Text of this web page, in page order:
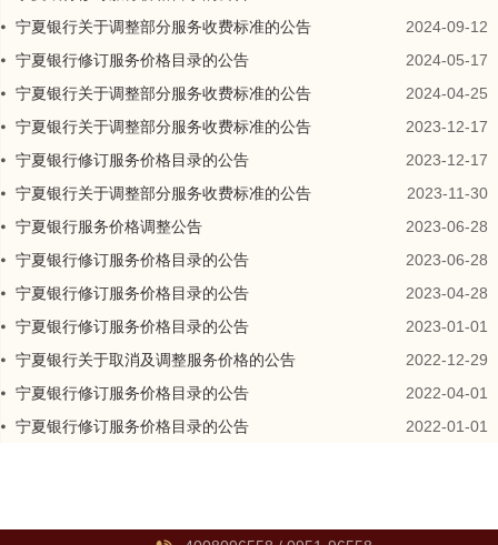
宁夏银行关于调整部分服务收费标准的公告
2024-09-12
宁夏银行修订服务价格目录的公告
2024-05-17
宁夏银行关于调整部分服务收费标准的公告
2024-04-25
宁夏银行关于调整部分服务收费标准的公告
2023-12-17
宁夏银行修订服务价格目录的公告
2023-12-17
宁夏银行关于调整部分服务收费标准的公告
2023-11-30
宁夏银行服务价格调整公告
2023-06-28
宁夏银行修订服务价格目录的公告
2023-06-28
宁夏银行修订服务价格目录的公告
2023-04-28
宁夏银行修订服务价格目录的公告
2023-01-01
宁夏银行关于取消及调整服务价格的公告
2022-12-29
宁夏银行修订服务价格目录的公告
2022-04-01
宁夏银行修订服务价格目录的公告
2022-01-01